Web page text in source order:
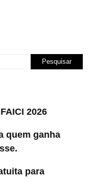
2026
quem ganha
para